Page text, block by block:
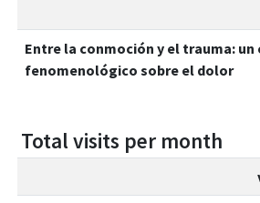
Entre la conmoción y el trauma: un
fenomenológico sobre el dolor
Total visits per month